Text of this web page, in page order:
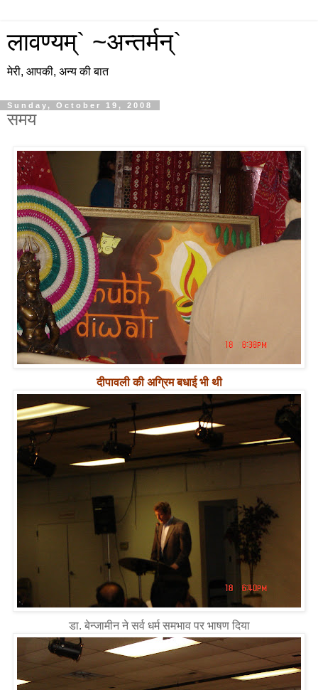
लावण्यम्` ~अन्तर्मन्`
मेरी, आपकी, अन्य की बात
Sunday, October 19, 2008
समय
दीपावली की अग्रिम बधाई भी थी
डा. बेन्जामीन ने सर्व धर्म समभाव पर भाषण दिया